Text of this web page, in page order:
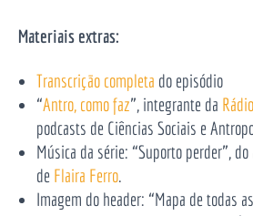
Materiais extras:
Transcrição completa do episódio
“Antro, como faz”, integrante da
podcasts de Ciências Sociais e
Música da série: “Suporto perder”, do
de Flaira Ferro.
Imagem do header: “Mapa de todas